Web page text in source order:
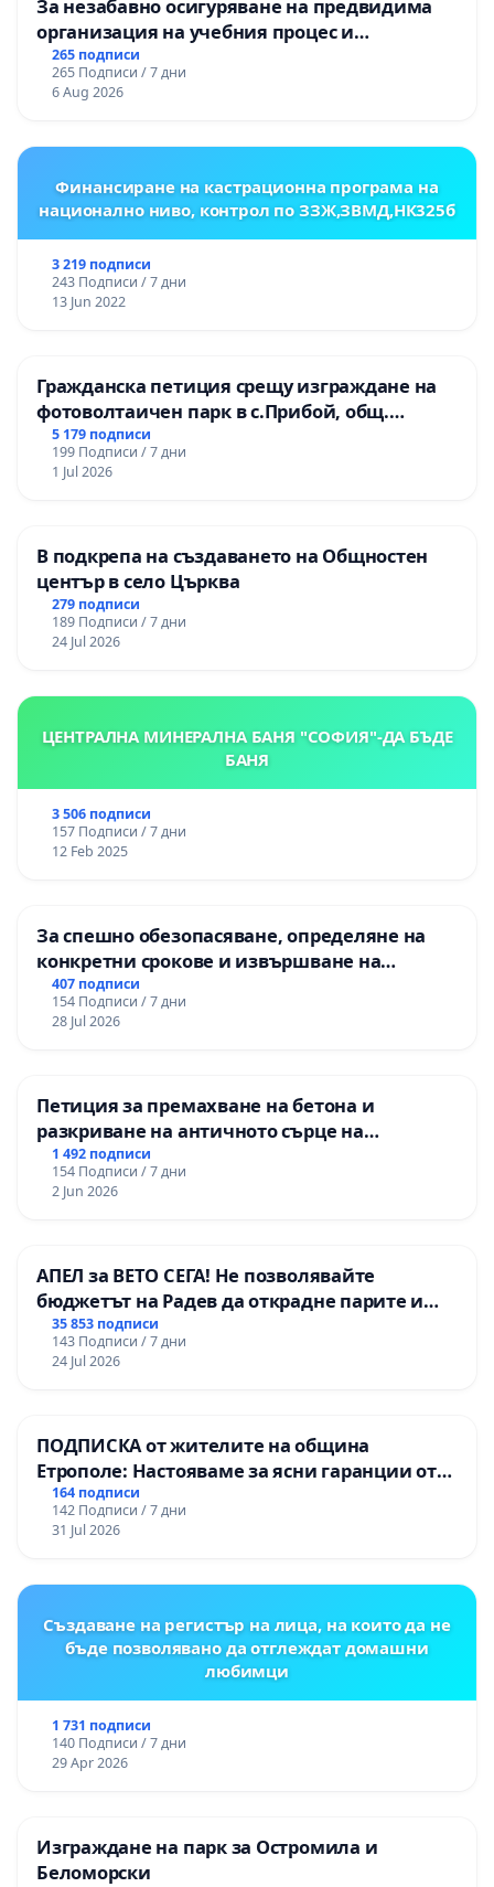
За незабавно осигуряване на предвидима
организация на учебния процес и
гарантиране на правото на равнопоставено
и качествено образование на учениците от
ОУ „Княз Александър I“ и Хуманитарна
265 подписи
265 Подписи / 7 дни
6 Aug 2026
Финансиране на кастрационна програма на
национално ниво, контрол по ЗЗЖ,ЗВМД,НК325б
3 219 подписи
243 Подписи / 7 дни
13 Jun 2022
Гражданска петиция срещу изграждане на
фотоволтаичен парк в с.Прибой, общ.
Радомир
5 179 подписи
199 Подписи / 7 дни
1 Jul 2026
В подкрепа на създаването на Общностен
център в село Църква
279 подписи
189 Подписи / 7 дни
24 Jul 2026
ЦЕНТРАЛНА МИНЕРАЛНА БАНЯ "СОФИЯ"-ДА БЪДЕ
БАНЯ
3 506 подписи
157 Подписи / 7 дни
12 Feb 2025
За спешно обезопасяване, определяне на
конкретни срокове и извършване на
цялостна рехабилитация на
републиканския път между пътен възел АМ
„Тракия“ - гр. Ихтиман - с. Мирово - к.к.
407 подписи
154 Подписи / 7 дни
28 Jul 2026
Петиция за премахване на бетона и
разкриване на античното сърце на
Могиланската могила във Враца
1 492 подписи
154 Подписи / 7 дни
2 Jun 2026
АПЕЛ за ВЕТО СЕГА! Не позволявайте
бюджетът на Радев да открадне парите и
правата ни в тъмното
35 853 подписи
143 Подписи / 7 дни
24 Jul 2026
ПОДПИСКА от жителите на община
Етрополе: Настояваме за ясни гаранции от
“Елаците-МЕД” АД и от държавата, че ще се
изпълнят всички екологични норми!
164 подписи
142 Подписи / 7 дни
31 Jul 2026
Създаване на регистър на лица, на които да не
бъде позволявано да отглеждат домашни
любимци
1 731 подписи
140 Подписи / 7 дни
29 Apr 2026
Изграждане на парк за Остромила и
Беломорски